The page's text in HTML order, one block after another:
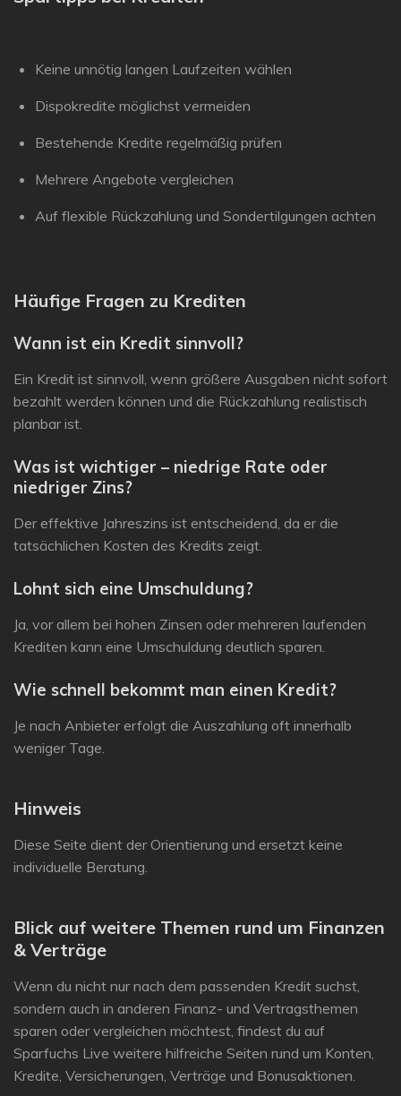
Keine unnötig langen Laufzeiten wählen
Dispokredite möglichst vermeiden
Bestehende Kredite regelmäßig prüfen
Mehrere Angebote vergleichen
Auf flexible Rückzahlung und Sondertilgungen achten
Häufige Fragen zu Krediten
Wann ist ein Kredit sinnvoll?
Ein Kredit ist sinnvoll, wenn größere Ausgaben nicht sofort
bezahlt werden können und die Rückzahlung realistisch
planbar ist.
Was ist wichtiger – niedrige Rate oder
niedriger Zins?
Der effektive Jahreszins ist entscheidend, da er die
tatsächlichen Kosten des Kredits zeigt.
Lohnt sich eine Umschuldung?
Ja, vor allem bei hohen Zinsen oder mehreren laufenden
Krediten kann eine Umschuldung deutlich sparen.
Wie schnell bekommt man einen Kredit?
Je nach Anbieter erfolgt die Auszahlung oft innerhalb
weniger Tage.
Hinweis
Diese Seite dient der Orientierung und ersetzt keine
individuelle Beratung.
Blick auf weitere Themen rund um Finanzen
& Verträge
Wenn du nicht nur nach dem passenden Kredit suchst,
sondern auch in anderen Finanz- und Vertragsthemen
sparen oder vergleichen möchtest, findest du auf
Sparfuchs Live weitere hilfreiche Seiten rund um Konten,
Kredite, Versicherungen, Verträge und Bonusaktionen.